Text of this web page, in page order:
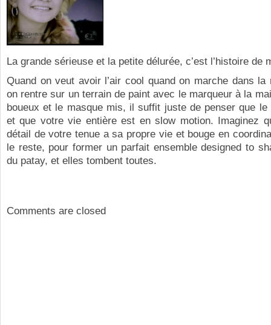
La grande sérieuse et la petite délurée, c’est l’histoire de
Quand on veut avoir l’air cool quand on marche dans la
on rentre sur un terrain de paint avec le marqueur à la
boueux et le masque mis, il suffit juste de penser que le
et que votre vie entière est en slow motion. Imaginez
détail de votre tenue a sa propre vie et bouge en
le reste, pour former un parfait ensemble designed to
du patay, et elles tombent toutes.
Comments are closed